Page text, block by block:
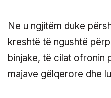
Ne u ngjitëm duke
kreshtë të ngushtë
binjake, të cilat ofronin
majave gëlqerore dhe